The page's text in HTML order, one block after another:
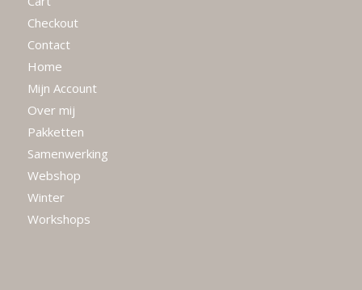
Checkout
Contact
Home
Mijn Account
Over mij
Pakketten
Samenwerking
Webshop
Winter
Workshops